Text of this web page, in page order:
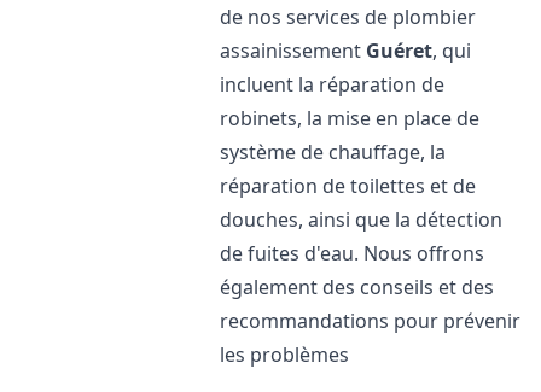
de nos services de plombier
assainissement Guéret, qui
incluent la réparation de
robinets, la mise en place de
système de chauffage, la
réparation de toilettes et de
douches, ainsi que la détection
de fuites d'eau. Nous offrons
également des conseils et des
recommandations pour prévenir
les problèmes